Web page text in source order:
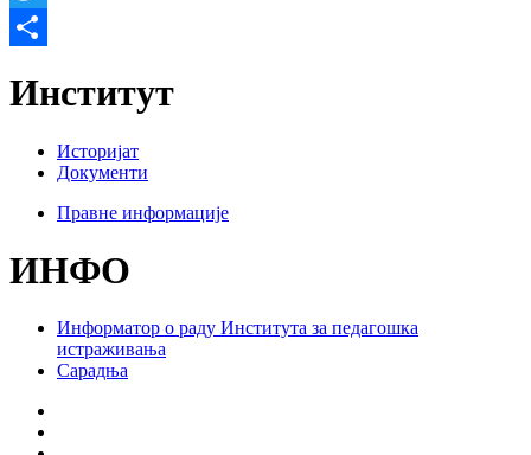
Twitter
Институт
Историјат
Документи
Правне информације
ИНФО
Информатор о раду Института за педагошка
истраживања
Сарадња